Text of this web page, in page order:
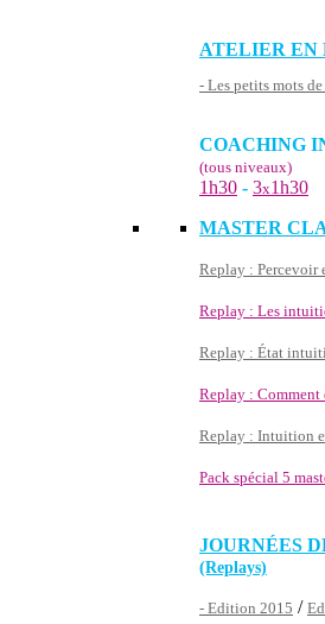
ATELIER EN
- Les petits mots
COACHING
(tous niveaux)
1h30 - 3x1h30
MASTER
Replay : Percevoir
Replay : Les
Replay : État
Replay : Comment
Replay : Intuition
Pack spécial 5
JOURNÉES
(Replays)
- Edition 2015 /